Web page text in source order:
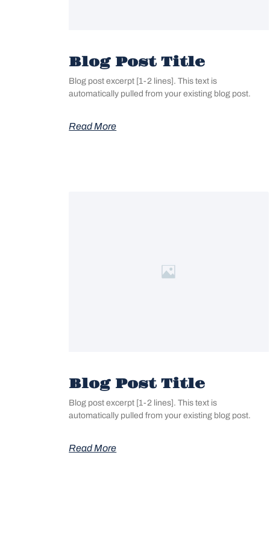
Blog Post Title
Blog post excerpt [1-2 lines]. This text is
automatically pulled from your existing blog post.
Read More
Blog Post Title
Blog post excerpt [1-2 lines]. This text is
automatically pulled from your existing blog post.
Read More